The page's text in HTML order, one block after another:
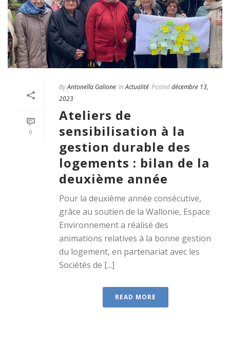
0
ByAntonella Galione In Actualité Posteddécembre 13,
2023
Ateliers de
sensibilisation à la
gestion durable des
logements : bilan de la
deuxième année
Pour la deuxième année consécutive,
grâce au soutien de la Wallonie, Espace
Environnement a réalisé des
animations relatives à la bonne gestion
du logement, en partenariat avec les
Sociétés de [...]
READ MORE